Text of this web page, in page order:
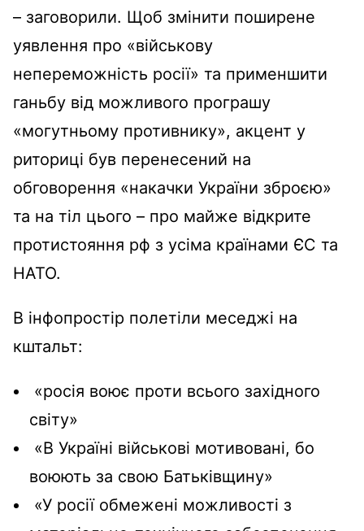
– заговорили. Щоб змінити поширене
уявлення про «військову
непереможність росії» та применшити
ганьбу від можливого програшу
«могутньому противнику», акцент у
риториці був перенесений на
обговорення «накачки України зброєю»
та на тіл цього – про майже відкрите
протистояння рф з усіма країнами ЄС та
НАТО.
В інфопростір полетіли меседжі на
кштальт:
«росія воює проти всього західного
світу»
«В Україні військові мотивовані, бо
воюють за свою Батьківщину»
«У росії обмежені можливості з